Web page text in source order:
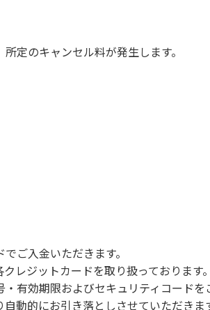
ます。
願いいたします。
だきます。
定のキャンセル料が発生します。
booking
ご入金いただきます。
レジットカードを取り扱っております。
有効期限およびセキュリティコードを
動的にお引き落としさせていただきま